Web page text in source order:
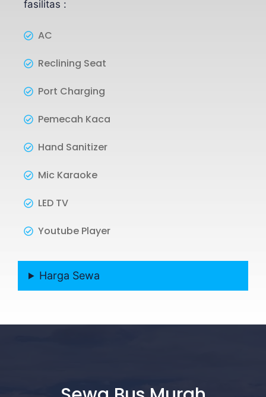
fasilitas :
AC
Reclining Seat
Port Charging
Pemecah Kaca
Hand Sanitizer
Mic Karaoke
LED TV
Youtube Player
Harga Sewa